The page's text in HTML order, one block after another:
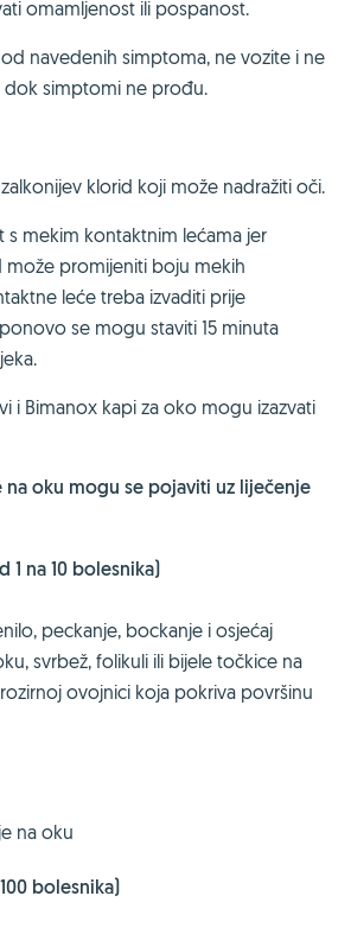
omamljenost ili pospanost.
navedenih simptoma, ne vozite i ne
dok simptomi ne prođu.
klorid koji može nadražiti oči.
s mekim kontaktnim lećama jer
može promijeniti boju mekih
leće treba izvaditi prije
se mogu staviti 15 minuta
i Bimanox kapi za oko mogu izazvati
na oku mogu se pojaviti uz liječenje
1 na 10 bolesnika)
peckanje, bockanje i osjećaj
svrbež, folikuli ili bijele točkice na
ovojnici koja pokriva površinu
na oku
bolesnika)